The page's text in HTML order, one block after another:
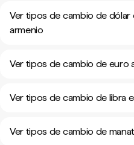
Ver tipos de cambio de
armenio
Ver tipos de cambio de euro
Ver tipos de cambio de libra
Ver tipos de cambio de